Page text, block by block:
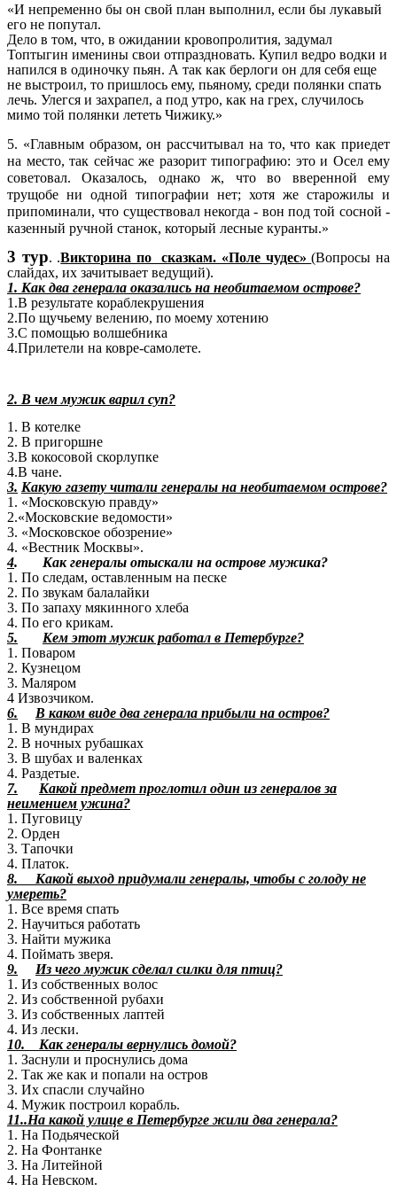
«И непременно бы он свой план выполнил, если бы лукавый
его не попутал.
Дело в том, что, в ожидании кровопролития, задумал
Топтыгин именины свои отпраздновать. Купил ведро водки и
напился в одиночку пьян. А так как берлоги он для себя еще
не выстроил, то пришлось ему, пьяному, среди полянки спать
лечь. Улегся и захрапел, а под утро, как на грех, случилось
мимо той полянки лететь Чижику.»
5. «Главным образом, он рассчитывал на то, что как приедет
на место, так сейчас же разорит типографию: это и Осел ему
советовал. Оказалось, однако ж, что во вверенной ему
трущобе ни одной типографии нет; хотя же старожилы и
припоминали, что существовал некогда - вон под той сосной -
казенный ручной станок, который лесные куранты.»
3 тур. .Викторина по сказкам. «Поле чудес»(Вопросы на
слайдах, их зачитывает ведущий).
1. Как два генерала оказались на необитаемом острове?
1.В результате кораблекрушения
2.По щучьему велению, по моему хотению
3.С помощью волшебника
4.Прилетели на ковре-самолете.
2. В чем мужик варил суп?
1. В котелке
2. В пригоршне
3.В кокосовой скорлупке
4.В чане.
3. Какую газету читали генералы на необитаемом острове?
1. «Московскую правду»
2.«Московские ведомости»
3. «Московское обозрение»
4. «Вестник Москвы».
4. Как генералы отыскали на острове мужика?
1. По следам, оставленным на песке
2. По звукам балалайки
3. По запаху мякинного хлеба
4. По его крикам.
5.
Кем этот мужик работал в Петербурге?
1. Поваром
2. Кузнецом
3. Маляром
4 Извозчиком.
6.
В каком виде два генерала прибыли на остров?
1. В мундирах
2. В ночных рубашках
3. В шубах и валенках
4. Раздетые.
7.
Какой предмет проглотил один из генералов за
неимением ужина?
1. Пуговицу
2. Орден
3. Тапочки
4. Платок.
8. Какой выход придумали генералы, чтобы с голоду не
умереть?
1. Все время спать
2. Научиться работать
3. Найти мужика
4. Поймать зверя.
9.
Из чего мужик сделал силки для птиц?
1. Из собственных волос
2. Из собственной рубахи
3. Из собственных лаптей
4. Из лески.
10. Как генералы вернулись домой?
1. Заснули и проснулись дома
2. Так же как и попали на остров
3. Их спасли случайно
4. Мужик построил корабль.
11..На какой улице в Петербурге жили два генерала?
1. На Подьяческой
2. На Фонтанке
3. На Литейной
4. На Невском.